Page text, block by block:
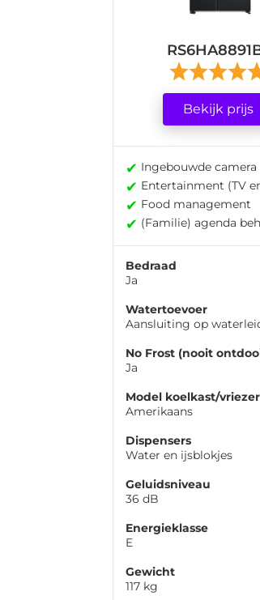
Bekijk prijs
✔ Ingebouwde camera
✔ Entertainment (TV
✔ Food management
✔ (Familie) agenda
Bedraad
Ja
Watertoevoer
Aansluiting op
No Frost (nooit
Ja
Model koelkast/vriezer
Amerikaans
Dispensers
Water en ijsblokjes
Geluidsniveau
36 dB
Energieklasse
E
Gewicht
117 kg